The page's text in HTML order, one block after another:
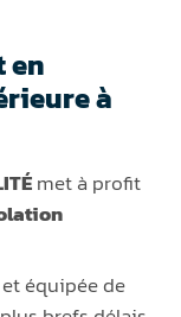
en
à
met à profit
équipée de